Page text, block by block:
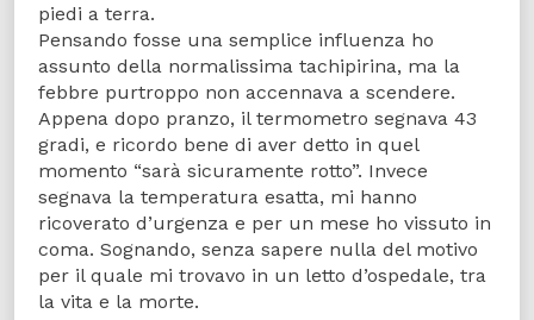
piedi a terra.
Pensando fosse una semplice influenza ho
assunto della normalissima tachipirina, ma la
febbre purtroppo non accennava a scendere.
Appena dopo pranzo, il termometro segnava 43
gradi, e ricordo bene di aver detto in quel
momento “sarà sicuramente rotto”. Invece
segnava la temperatura esatta, mi hanno
ricoverato d’urgenza e per un mese ho vissuto in
coma. Sognando, senza sapere nulla del motivo
per il quale mi trovavo in un letto d’ospedale, tra
la vita e la morte.